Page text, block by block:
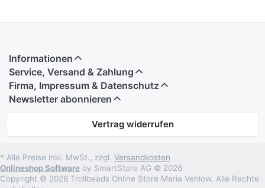
Informationen
Service, Versand & Zahlung
Firma, Impressum & Datenschutz
Newsletter abonnieren
Vertrag widerrufen
* Alle Preise inkl. MwSt., zzgl. Versandkosten
Onlineshop Software by SmartStore AG © 2026
Copyright © 2026 Trollbeads Online Store Maria Vehlow. Alle Rechte